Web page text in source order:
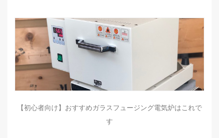
【初心者向け】おすすめガラスフュージング電気炉はこれで
す